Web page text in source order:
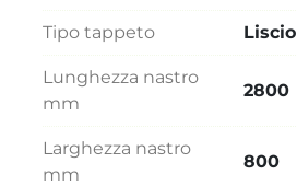
Tipo tappeto Liscio
Lunghezza nastro
mm
2800
Larghezza nastro
mm
800